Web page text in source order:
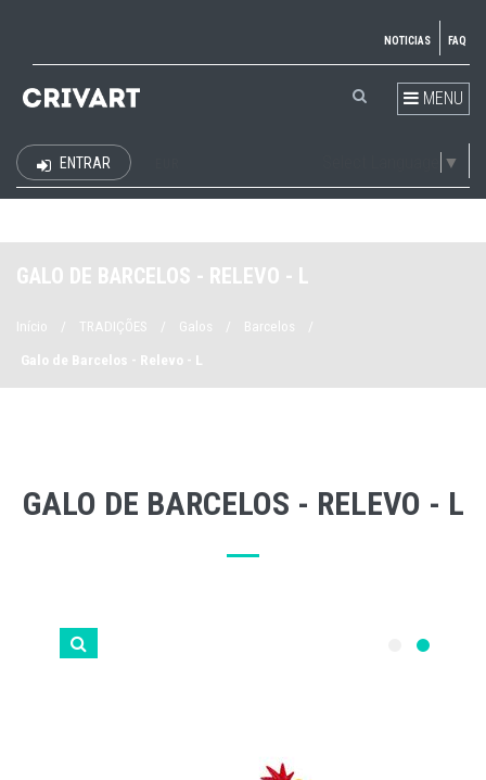
NOTICIAS FAQ
MENU
▼
ENTRAR
GALO DE BARCELOS - RELEVO - L
Início / TRADIÇÕES / Galos / Barcelos /
Galo de Barcelos - Relevo - L
GALO DE BARCELOS - RELEVO - L